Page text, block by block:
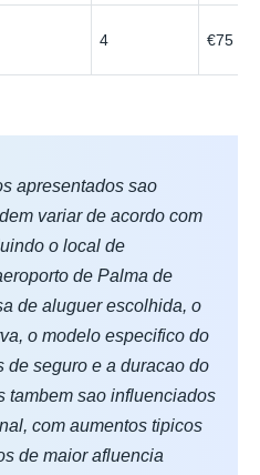
4 €75
apresentados sao
variar de acordo com
o local de
de Palma de
de aluguer escolhida, o
o modelo especifico do
de seguro e a duracao do
tambem sao influenciados
com aumentos tipicos
de maior afluencia